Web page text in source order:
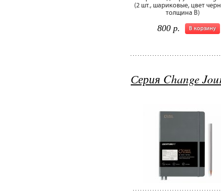
(2 шт., шариковые, цвет
толщина В)
В корзину
800 р.
Серия Change